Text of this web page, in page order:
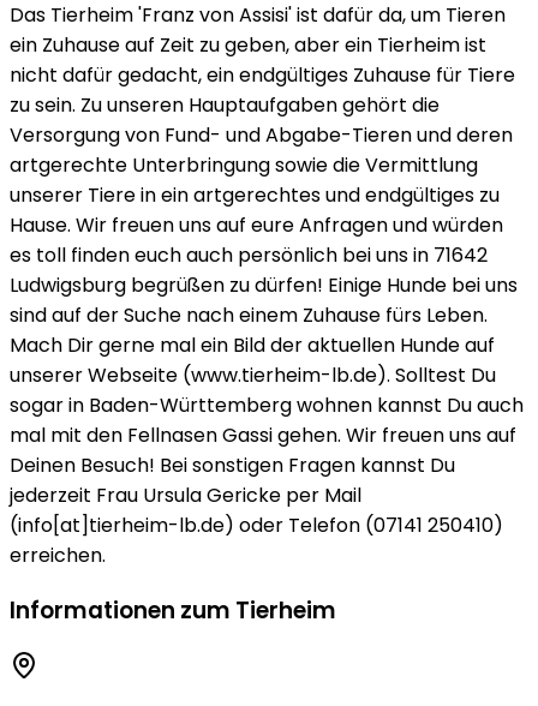
Das Tierheim 'Franz von Assisi' ist dafür da, um Tieren
ein Zuhause auf Zeit zu geben, aber ein Tierheim ist
nicht dafür gedacht, ein endgültiges Zuhause für Tiere
zu sein. Zu unseren Hauptaufgaben gehört die
Versorgung von Fund- und Abgabe-Tieren und deren
artgerechte Unterbringung sowie die Vermittlung
unserer Tiere in ein artgerechtes und endgültiges zu
Hause. Wir freuen uns auf eure Anfragen und würden
es toll finden euch auch persönlich bei uns in 71642
Ludwigsburg begrüßen zu dürfen! Einige Hunde bei uns
sind auf der Suche nach einem Zuhause fürs Leben.
Mach Dir gerne mal ein Bild der aktuellen Hunde auf
unserer Webseite (www.tierheim-lb.de). Solltest Du
sogar in Baden-Württemberg wohnen kannst Du auch
mal mit den Fellnasen Gassi gehen. Wir freuen uns auf
Deinen Besuch! Bei sonstigen Fragen kannst Du
jederzeit Frau Ursula Gericke per Mail
(info[at]tierheim-lb.de) oder Telefon (07141 250410)
erreichen.
Informationen zum Tierheim